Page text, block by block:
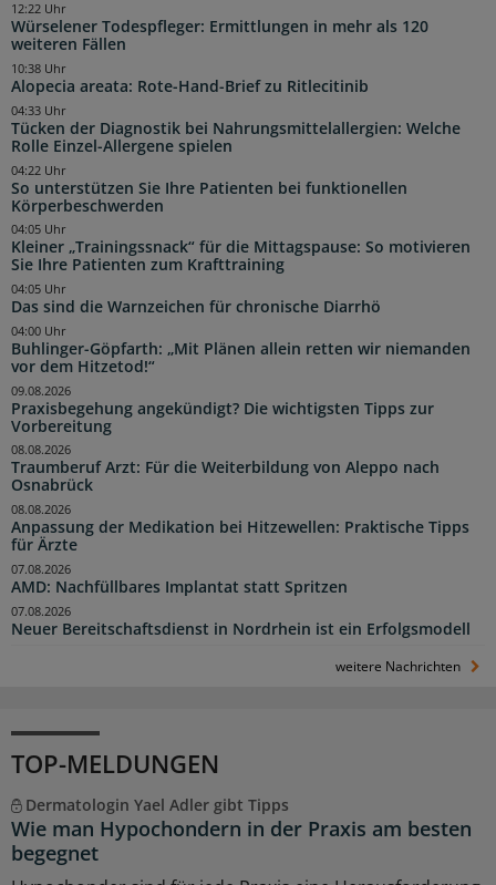
Würselener Todespfleger: Ermittlungen in mehr als 120
weiteren Fällen
12:22 Uhr
Alopecia areata: Rote-Hand-Brief zu Ritlecitinib
10:38 Uhr
Tücken der Diagnostik bei Nahrungsmittelallergien: Welche
Rolle Einzel-Allergene spielen
04:33 Uhr
So unterstützen Sie Ihre Patienten bei funktionellen
Körperbeschwerden
04:22 Uhr
Kleiner „Trainingssnack“ für die Mittagspause: So motivieren
Sie Ihre Patienten zum Krafttraining
04:05 Uhr
Das sind die Warnzeichen für chronische Diarrhö
04:05 Uhr
Buhlinger-Göpfarth: „Mit Plänen allein retten wir niemanden
vor dem Hitzetod!“
04:00 Uhr
Praxisbegehung angekündigt? Die wichtigsten Tipps zur
Vorbereitung
09.08.2026
Traumberuf Arzt: Für die Weiterbildung von Aleppo nach
Osnabrück
08.08.2026
Anpassung der Medikation bei Hitzewellen: Praktische Tipps
für Ärzte
08.08.2026
AMD: Nachfüllbares Implantat statt Spritzen
07.08.2026
Neuer Bereitschaftsdienst in Nordrhein ist ein Erfolgsmodell
07.08.2026
weitere Nachrichten
TOP-MELDUNGEN
Dermatologin Yael Adler gibt Tipps
Wie man Hypochondern in der Praxis am besten
begegnet